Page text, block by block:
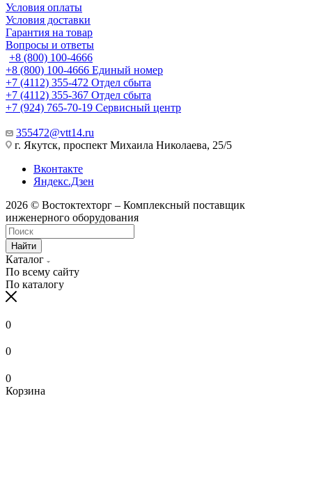
Условия оплаты
Условия доставки
Гарантия на товар
Вопросы и ответы
+8 (800) 100-4666
+8 (800) 100-4666 Единый номер
+7 (4112) 355-472 Отдел сбыта
+7 (4112) 355-367 Отдел сбыта
+7 (924) 765-70-19 Сервисный центр
355472@vtt14.ru
г. Якутск, проспект Михаила Николаева, 25/5
Вконтакте
Яндекс.Дзен
2026 © Востоктехторг – Комплексный поставщик
инженерного оборудования
Найти
Каталог
По всему сайту
По каталогу
0
0
0
Корзина